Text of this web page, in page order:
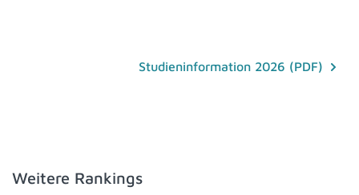
Studieninformation 2026 (PDF)
Weitere Rankings